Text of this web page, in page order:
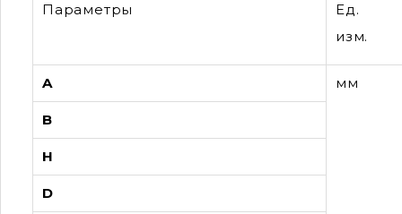
Параметры
Ед.
изм.
A мм
B
H
D